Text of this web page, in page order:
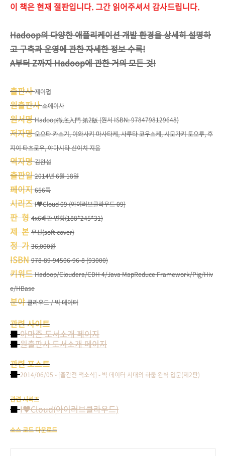
이 책은 현재 절판입니다. 그간 읽어주셔서 감사드립니다. ​
Hadoop의 다양한 애플리케이션 개발 환경을 상세히 설명하
고 구축과 운영에 관한 자세한 정보 수록!
A부터 Z까지 Hadoop에 관한 거의 모든 것!
출판사 제이펍
원출판사 쇼에이사
원서명 Hadoop徹底入門 第2版 (원서 ISBN: 9784798129648)
저자명 오오타 카스기, 이와사키 마사타케, 사루타 코우스케, 시모가키 토오루, 후
지이 타츠로우, 야마시타 신이치 지음
역자명 김완섭
출판일 2014년 6월 18일
페이지 656쪽
시리즈 I♥Cloud 09 (아이러브클라우드 09)
판 형 4x6배판 변형(188*245*31)
제 본 무선(soft cover)
정 가 36,000원
ISBN978-89-94506-96-8 (93000)
키워드Hadoop/Cloudera/CDH 4/Java MapReduce Framework/Pig/Hiv
e/HBase
분야 클라우드 / 빅 데이터
관련 사이트
■아마존 도서소개 페이지
■원출판사 도서소개 페이지
관련 포스트
■2014/06/05 - [출간전 책소식] - 빅 데이터 시대의 하둡 완벽 입문(제2판)
관련 시리즈
■I♥Cloud(아이러브클라우드)
소스 코드 다운로드